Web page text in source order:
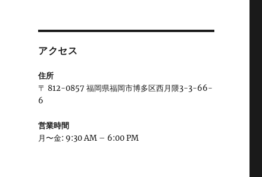
アクセス
住所
〒 812-0857 福岡県福岡市博多区西月隈3-3-66-
6
営業時間
月〜金: 9:30 AM – 6:00 PM